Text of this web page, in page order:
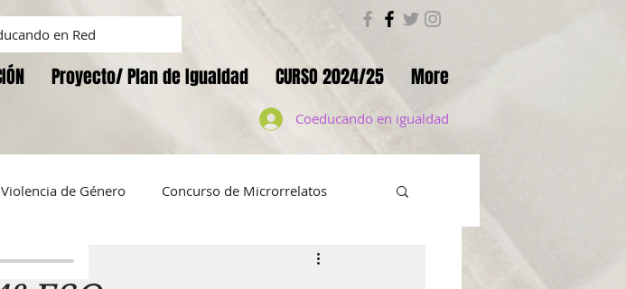
Proyecto/ Plan de Igualdad CURSO 2024/25 More
Coeducando en igualdad
en Red
Violencia de Género Concurso de Microrrelatos
Corresponsabilidad